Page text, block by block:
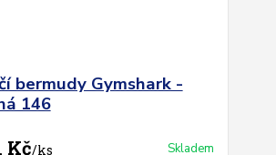
bermudy Gymshark -
146
Kč/ks Skladem